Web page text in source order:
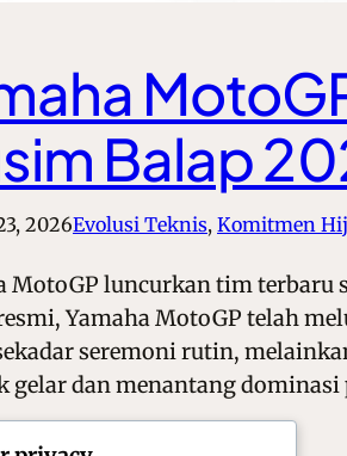
Balap
2026Evolusi Teknis, Komitmen
MotoGP luncurkan tim terbaru
Yamaha MotoGP telah
seremoni rutin,
gelar dan menantang